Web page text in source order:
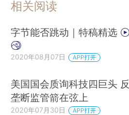
相关阅读
字节能否跳动｜特稿精选
2020年08月07日 APP打开
美国国会质询科技四巨头 反
垄断监管箭在弦上
2020年07月30日 APP打开